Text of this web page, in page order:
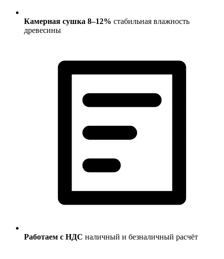
Камерная сушка 8–12% стабильная влажность
древесины
Работаем с НДС наличный и безналичный расчёт